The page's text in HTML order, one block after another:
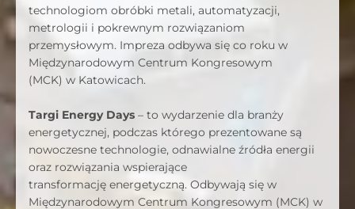
technologiom obróbki metali, automatyzacji,
metrologii i pokrewnym rozwiązaniom
przemysłowym. Impreza odbywa się co roku w
Międzynarodowym Centrum Kongresowym
(MCK) w Katowicach.
Targi Energy Days – to wydarzenie dla branży
energetycznej, podczas którego prezentowane są
nowoczesne technologie, odnawialne źródła energii
oraz rozwiązania wspierające
transformację energetyczną. Odbywają się w
Międzynarodowym Centrum Kongresowym (MCK) w